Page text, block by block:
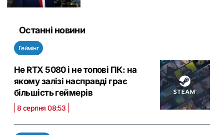
Останні новини
Геймінг
Не RTX 5080 і не топові ПК: на
якому залізі насправді грає
більшість геймерів
8 серпня 08:53